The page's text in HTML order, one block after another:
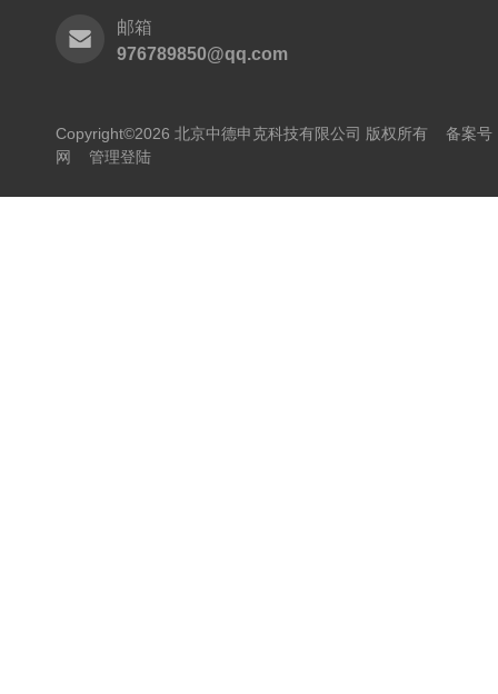
邮箱
976789850@qq.com
Copyright©2026 北京中德申克科技有限公司 版权所有 备案号
网
管理登陆